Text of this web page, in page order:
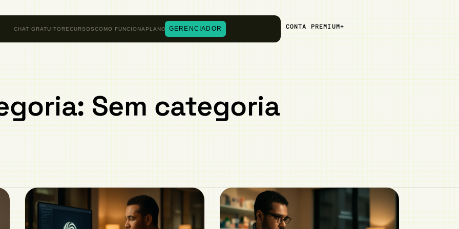
CHAT GRATUITORECURSOSCOMO FUNCIONA PLANOSGERENCIADOR CONTA PREMIUM+
Sem categoria